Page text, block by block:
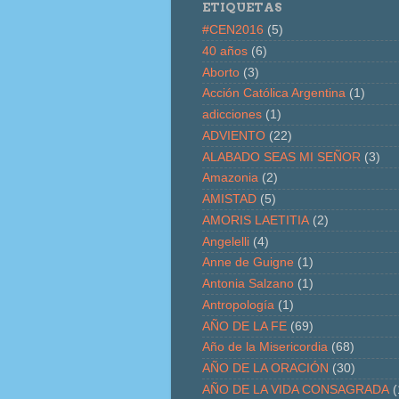
ETIQUETAS
#CEN2016 (5)
40 años (6)
Aborto (3)
Acción Católica Argentina (1)
adicciones (1)
ADVIENTO (22)
ALABADO SEAS MI SEÑOR (3)
Amazonia (2)
AMISTAD (5)
AMORIS LAETITIA (2)
Angelelli (4)
Anne de Guigne (1)
Antonia Salzano (1)
Antropología (1)
AÑO DE LA FE (69)
Año de la Misericordia (68)
AÑO DE LA ORACIÓN (30)
AÑO DE LA VIDA CONSAGRADA